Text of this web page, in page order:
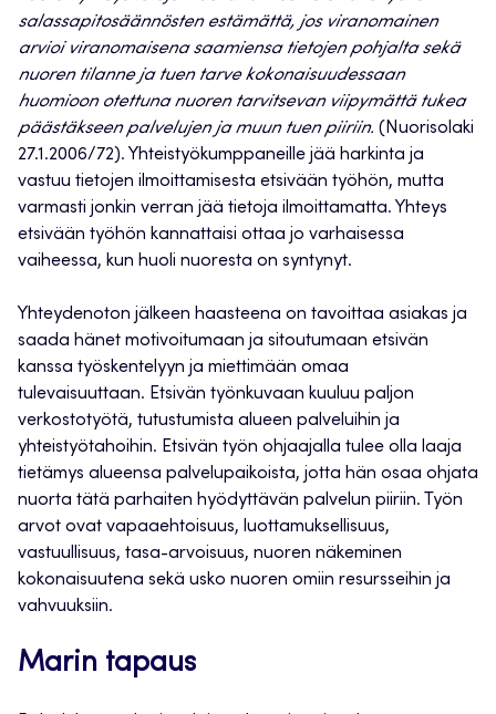
salassapitosäännösten estämättä, jos viranomainen
arvioi viranomaisena saamiensa tietojen pohjalta sekä
nuoren tilanne ja tuen tarve kokonaisuudessaan
huomioon otettuna nuoren tarvitsevan viipymättä tukea
päästäkseen palvelujen ja muun tuen piiriin. (Nuorisolaki
27.1.2006/72). Yhteistyökumppaneille jää harkinta ja
vastuu tietojen ilmoittamisesta etsivään työhön, mutta
varmasti jonkin verran jää tietoja ilmoittamatta. Yhteys
etsivään työhön kannattaisi ottaa jo varhaisessa
vaiheessa, kun huoli nuoresta on syntynyt.
Yhteydenoton jälkeen haasteena on tavoittaa asiakas ja
saada hänet motivoitumaan ja sitoutumaan etsivän
kanssa työskentelyyn ja miettimään omaa
tulevaisuuttaan. Etsivän työnkuvaan kuuluu paljon
verkostotyötä, tutustumista alueen palveluihin ja
yhteistyötahoihin. Etsivän työn ohjaajalla tulee olla laaja
tietämys alueensa palvelupaikoista, jotta hän osaa ohjata
nuorta tätä parhaiten hyödyttävän palvelun piiriin. Työn
arvot ovat vapaaehtoisuus, luottamuksellisuus,
vastuullisuus, tasa-arvoisuus, nuoren näkeminen
kokonaisuutena sekä usko nuoren omiin resursseihin ja
vahvuuksiin.
Marin tapaus